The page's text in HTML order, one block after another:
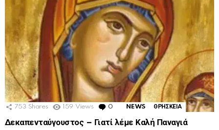
753 Shares 159 Views 0 Comments
NEWS ΘΡΗΣΚΕΙΑ
Δεκαπενταύγουστος – Γιατί λέμε Καλή Παναγιά